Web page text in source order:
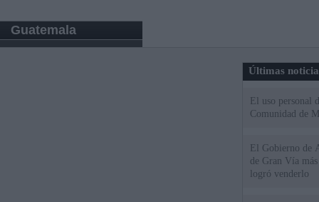
Guatemala
Últimas
El uso personal
Comunidad de
El Gobierno de
de Gran Vía
logró venderlo